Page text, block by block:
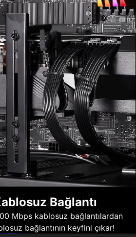
Bağlantı
Mbps kablosuz bağlantılardan
bağlantının keyfini çıkar!